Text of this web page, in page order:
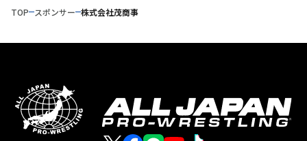
TOP スポンサー 株式会社茂商事